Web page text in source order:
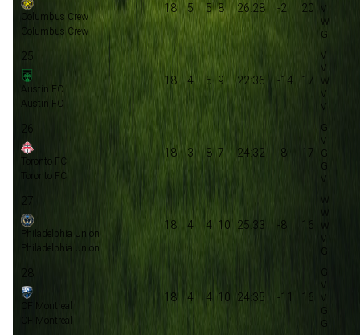
Columbus Crew
Columbus Crew
18 5 5 8 26:28 -2 20
25
Austin FC
Austin FC
18 4 5 9 22:36 -14 17
26
Toronto FC
Toronto FC
18 3 8 7 24:32 -8 17
27
Philadelphia Union
Philadelphia Union
18 4 4 10 25:33 -8 16
28
CF Montreal
CF Montreal
18 4 4 10 24:35 -11 16